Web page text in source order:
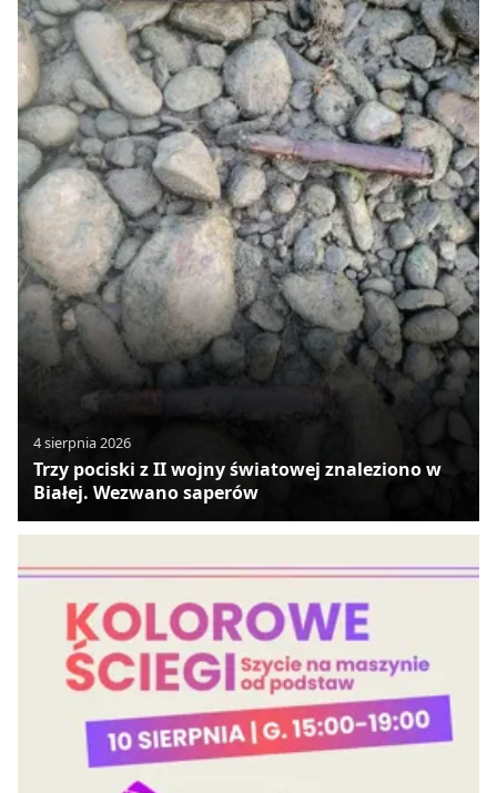
4 sierpnia 2026
Trzy pociski z II wojny światowej znaleziono w
Białej. Wezwano saperów